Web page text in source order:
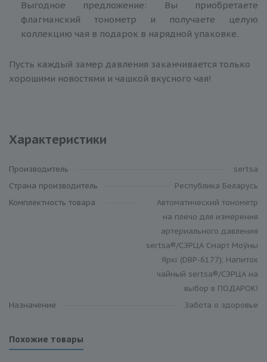
Выгодное предложение: Вы приобретаете
флагманский тонометр и получаете целую
коллекцию чая в подарок в нарядной упаковке.
Пусть каждый замер давления заканчивается только
хорошими новостями и чашкой вкусного чая!
Характеристики
Производитель
sertsa
Cтрана производитель
Республика Беларусь
Комплектность товара
Автоматический тонометр
на плечо для измерения
артериального давления
sertsa®/СЭРЦА Смарт Моӯны
Яркі (DBP-6177) ; Напиток
чайный sertsa®/СЭРЦА на
выбор в ПОДАРОК!
Назначение
Забота о здоровье
Похожие товары